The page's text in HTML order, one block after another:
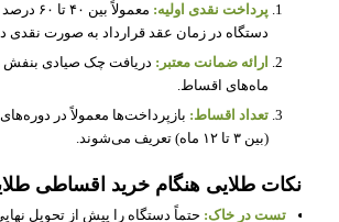
پرداخت نقدی اولیه:
معمولاً
دستگاه در زمان عقد قرارداد به صورت نقدی
ارائه ضمانت معتبر: دریافت چک صیادی بنفش و
ماه‌های اقساط.
تعداد اقساط: بازپرداخت‌ها معمولاً در
(بین ۳ تا ۱۲ ماه) تعریف می‌شوند.
نکات طلایی هنگام خرید اقساطی
تست در خاک: حتماً دستگاه را پیش از تحویل